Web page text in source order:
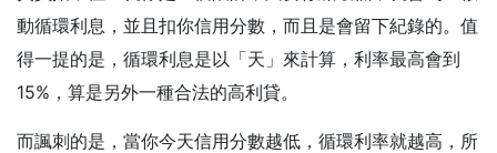
動循環利息，並且扣你信用分數，而且是會留下紀錄的。值
得一提的是，循環利息是以「天」來計算，利率最高會到
15%，算是另外一種合法的高利貸。
而諷刺的是，當你今天信用分數越低，循環利率就越高，所